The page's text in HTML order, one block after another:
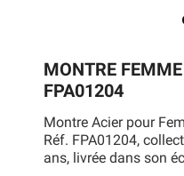
MONTRE
FPA01204
Montre Acier pour
Réf. FPA01204,
ans, livrée dans son